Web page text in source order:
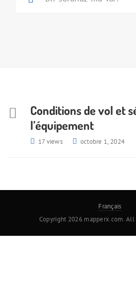
Conditions de vol et
l’équipement
17 views octobre 1, 2024
Français
Copyright 2026 mapperx.com. All